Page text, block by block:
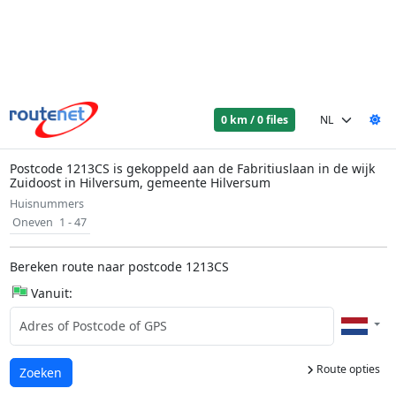
0 km / 0 files
Postcode 1213CS is gekoppeld aan de Fabritiuslaan in de wijk
Zuidoost in Hilversum, gemeente Hilversum
Huisnummers
Oneven 1 - 47
Bereken route naar postcode 1213CS
Vanuit:
Route opties
Laden...
Zoeken